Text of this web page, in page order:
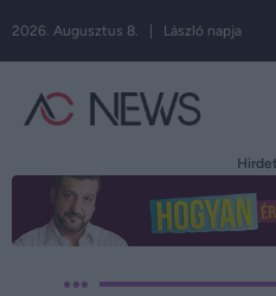
2026. Augusztus 8. | László napja